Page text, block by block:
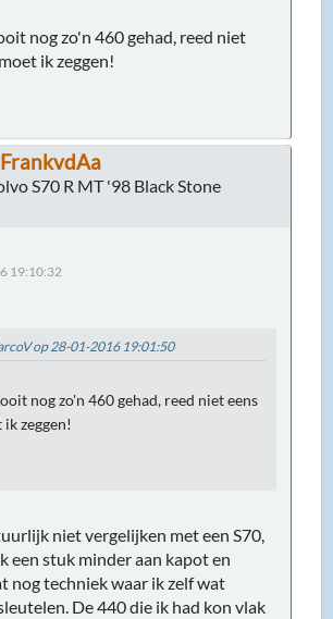
nog zo'n 460 gehad, reed niet
ik zeggen!
FrankvdAa
S70 R MT '98 Black Stone
19:10:32
op 28-01-2016 19:01:50
nog zo'n 460 gehad, reed niet eens
zeggen!
niet vergelijken met een S70,
een stuk minder aan kapot en
nog techniek waar ik zelf wat
De 440 die ik had kon vlak